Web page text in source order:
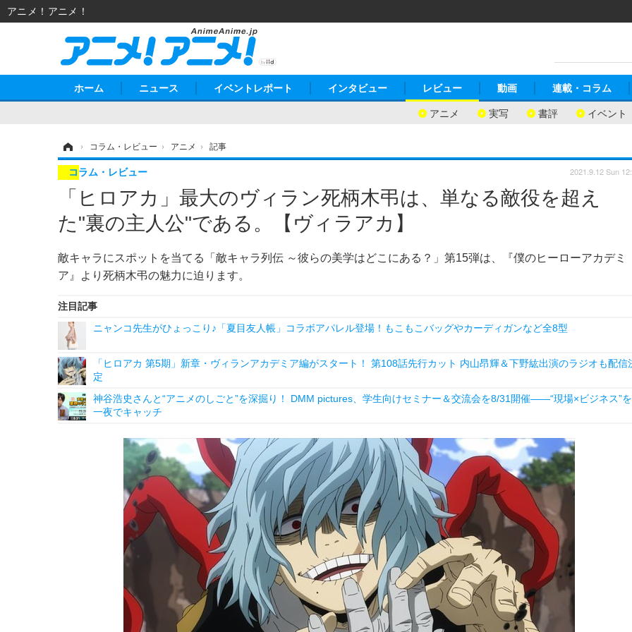
ホーム ニュース イベントレポート インタビュー レビュー
アニメ 実写 書評 イベント
動画 連載・コラム
› コラム・レビュー › アニメ › 記事
「ヒロアカ」最大のヴィラン死柄木弔は、単なる敵役を超え
た"裏の主人公"である。【ヴィラアカ】
敵キャラにスポットを当てる「敵キャラ列伝 ～彼らの美学はどこにある？」第15弾は、『僕のヒーローアカデミ
ア』より死柄木弔の魅力に迫ります。
コラム・レビュー 2021.9.12 Sun
注目記事
ニャンコ先生がひょっこり♪「夏目友人帳」コラボアパレル登場！もこもこバッグやカーディガンなど全8型
「ヒロアカ 第5期」新章・ヴィランアカデミア編がスタート！ 第108話先行カット 内山昂輝＆下野紘出演のラジオも配信
定
神谷浩史さんと“アニメのしごと”を深掘り！ DMM pictures、学生向けセミナー＆交流会を8/31開催――“現場×ビジネス”を
一夜でキャッチ
アニメ！アニメ！